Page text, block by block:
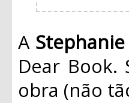
A Stephanie
Dear Book.
obra (não